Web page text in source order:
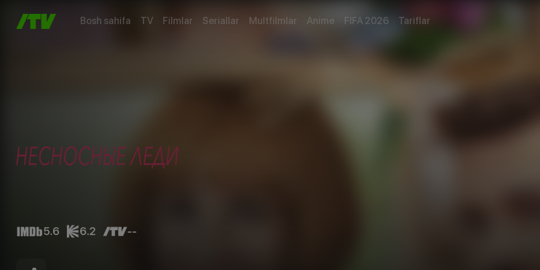
Bosh sahifa TV Filmlar Seriallar Multfilmlar Anime FIFA 2026 Tariflar
5.6 6.2 --